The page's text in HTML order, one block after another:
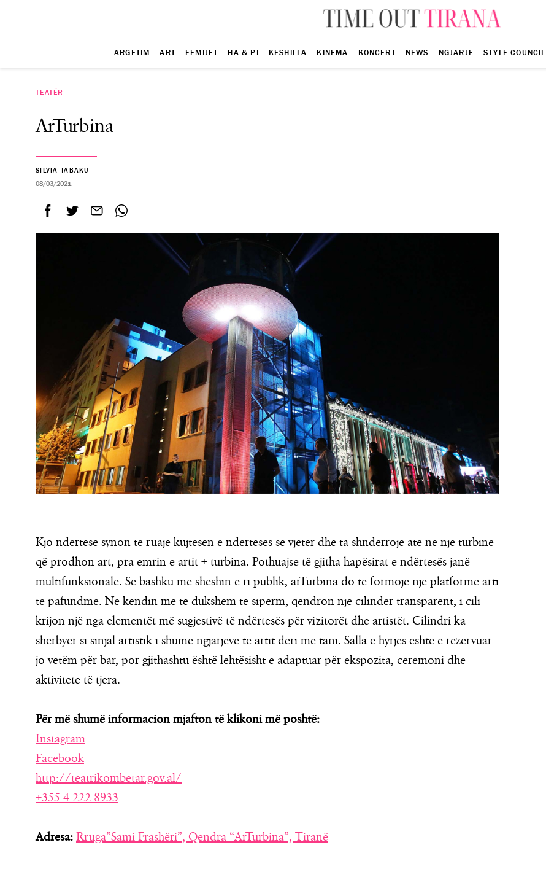
ARGËTIM ART FËMIJËT HA & PI KËSHILLA KINEMA KONCERT NEWS NGJARJE STYLE COUNCIL
TEATËR
ArTurbina
SILVIA TABAKU
08/03/2021
Kjo ndertese synon të ruajë kujtesën e ndërtesës së vjetër dhe ta shndërrojë atë në një turbinë
që prodhon art, pra emrin e artit + turbina. Pothuajse të gjitha hapësirat e ndërtesës janë
multifunksionale. Së bashku me sheshin e ri publik, arTurbina do të formojë një platformë arti
të pafundme. Në këndin më të dukshëm të sipërm, qëndron një cilindër transparent, i cili
krijon një nga elementët më sugjestivë të ndërtesës për vizitorët dhe artistët. Cilindri ka
shërbyer si sinjal artistik i shumë ngjarjeve të artit deri më tani. Salla e hyrjes është e rezervuar
jo vetëm për bar, por gjithashtu është lehtësisht e adaptuar për ekspozita, ceremoni dhe
aktivitete të tjera.
Për më shumë informacion mjafton të klikoni më poshtë:
Instagram
Facebook
http://teatrikombetar.gov.al/
+355 4 222 8933
Adresa: Rruga”Sami Frashëri”, Qendra “ArTurbina”, Tiranë